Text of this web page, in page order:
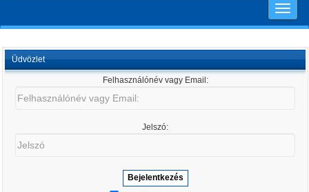
Toggle
Üdvözlet
Felhasználónév vagy Email:
Jelszó: